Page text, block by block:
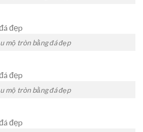
mộ tròn bằng đá đẹp
mộ tròn bằng đá đẹp